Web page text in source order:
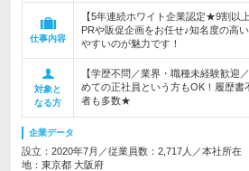
仕事内容
【5年連続ホワイト企業認定★9割以
PRや販促企画をお任せ♪知名度の高
やすいのが魅力です！
対象と
なる方
【学歴不問／業界・職種未経験歓迎
めての正社員という方もOK！履歴
者も多数★
企業データ
設立：2020年7月／従業員数：2,717人／本社所在
地：東京都 大阪府